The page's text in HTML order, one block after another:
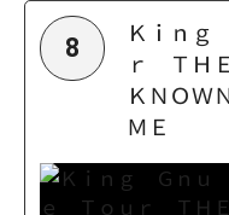
8
Ｋｉｎ
ｒ ＴＨ
ＫＮＯ
ＭＥ